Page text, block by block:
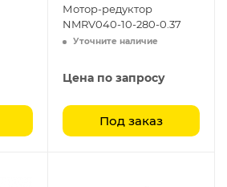
Мотор-редуктор
NMRV040-10-280-0.37
Уточните наличие
Цена по запросу
Под заказ